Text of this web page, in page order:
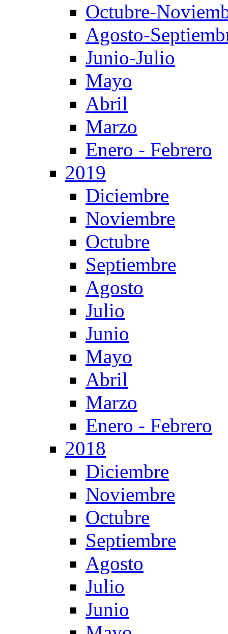
Octubre-
Agosto-
Junio-Julio
Mayo
Abril
Marzo
Enero - Febrero
2019
Diciembre
Noviembre
Octubre
Septiembre
Agosto
Julio
Junio
Mayo
Abril
Marzo
Enero - Febrero
2018
Diciembre
Noviembre
Octubre
Septiembre
Agosto
Julio
Junio